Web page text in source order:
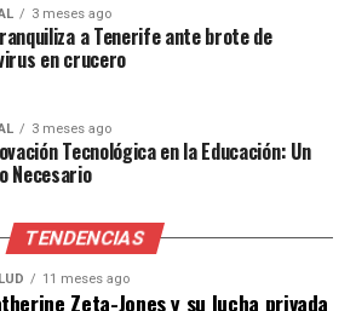
es esencial
esta crisis.
un enfoque
que incluya la
en
agrícolas
3 meses ago
a Tenerife ante brote de
en crucero
3 meses ago
Tecnológica en la Educación: Un
Necesario
TENDENCIAS
11 meses ago
Zeta-Jones y su lucha privada